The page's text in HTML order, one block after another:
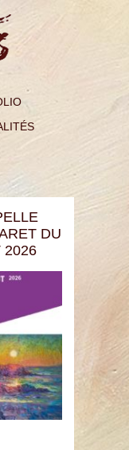
DU
2026